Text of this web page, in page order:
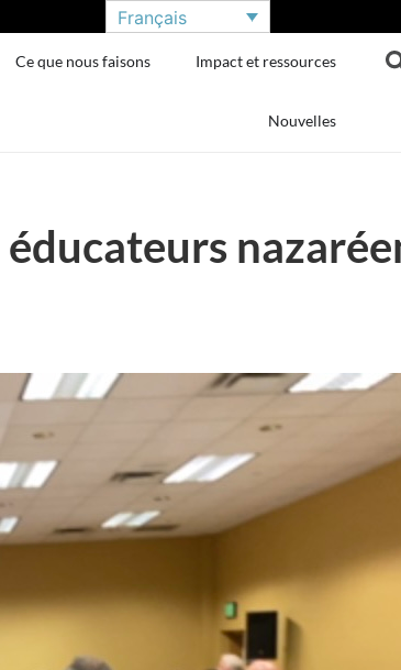
Français
Ce que nous faisons Impact et ressources
Nouvelles
éducateurs